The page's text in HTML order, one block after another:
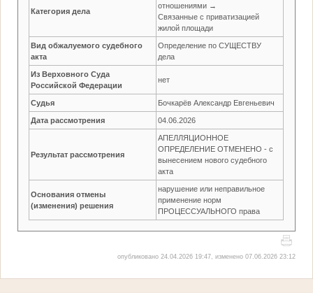
Категория дела
отношениями →
Связанные с приватизацией
жилой площади
Вид обжалуемого судебного
акта
Определение по СУЩЕСТВУ
дела
Из Верховного Суда
Российской Федерации
нет
Судья Бочкарёв Александр Евгеньевич
Дата рассмотрения 04.06.2026
Результат рассмотрения
АПЕЛЛЯЦИОННОЕ
ОПРЕДЕЛЕНИЕ ОТМЕНЕНО - с
вынесением нового судебного
акта
Основания отмены
(изменения) решения
нарушение или неправильное
применение норм
ПРОЦЕССУАЛЬНОГО права
опубликовано 24.04.2026 19:47, изменено 07.06.2026 23:12